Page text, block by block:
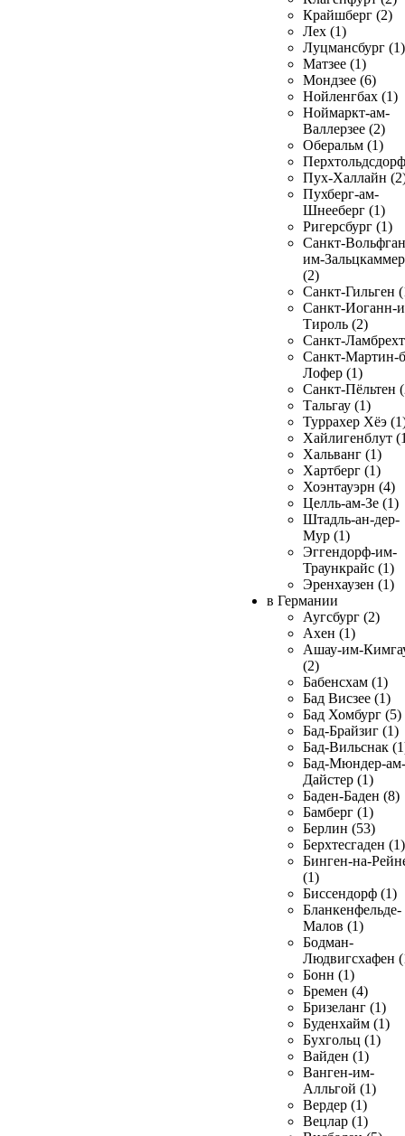
Крайшберг (2)
Лех (1)
Луцмансбург (1)
Матзее (1)
Мондзее (6)
Нойленгбах (1)
Ноймаркт-ам-
Валлерзее (2)
Оберальм (1)
Пух-Халлайн
Пухберг-ам-
Шнееберг (1)
Ригерсбург (1)
Санкт-
им-
(2)
Санкт-Гильген
Санкт-Иоганн-
Тироль (2)
Санкт-
Санкт-Мартин-
Лофер (1)
Санкт-Пёльтен
Тальгау (1)
Туррахер Хёэ
Хайлигенблут
Хальванг (1)
Хартберг (1)
Хоэнтауэрн (4)
Целль-ам-Зе (1)
Штадль-ан-дер-
Мур (1)
Эггендорф-им-
Траункрайс (1)
Эренхаузен (1)
в Германии
Аугсбург (2)
Ахен (1)
Ашау-им-
(2)
Бабенсхам (1)
Бад Висзее (1)
Бад Хомбург (5)
Бад-Брайзиг (1)
Бад-Вильснак
Бад-Мюндер-ам-
Дайстер (1)
Баден-Баден (8)
Бамберг (1)
Берлин (53)
Берхтесгаден (1)
Бинген-на-
(1)
Биссендорф (1)
Бланкенфельде-
Малов (1)
Бодман-
Людвигсхафен
Бонн (1)
Бремен (4)
Бризеланг (1)
Буденхайм (1)
Бухгольц (1)
Вайден (1)
Ванген-им-
Алльгой (1)
Вердер (1)
Вецлар (1)